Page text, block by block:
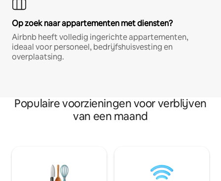
Op zoek naar appartementen met diensten?
Airbnb heeft volledig ingerichte appartementen,
ideaal voor personeel, bedrijfshuisvesting en
overplaatsing.
Populaire voorzieningen voor verblijven
van een maand